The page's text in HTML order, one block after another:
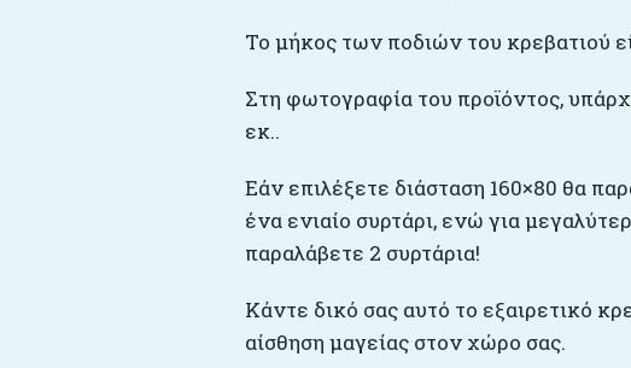
Το μήκος των ποδιών του κρεβατιού
Στη φωτογραφία του προϊόντος,
εκ..
Εάν επιλέξετε διάσταση 160×80 θα
ένα ενιαίο συρτάρι, ενώ για
παραλάβετε 2 συρτάρια!
Κάντε δικό σας αυτό το εξαιρετικό
αίσθηση μαγείας στον χώρο σας.